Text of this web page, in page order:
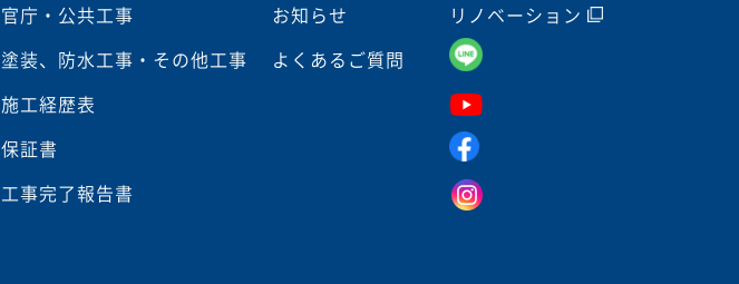
官庁・公共工事
塗装、防水工事・その他工事
施工経歴表
保証書
工事完了報告書
お知らせ
よくあるご質問
リノベーション